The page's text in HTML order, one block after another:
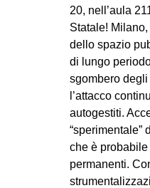
20, nell’aula
Statale!
dello spazio
di lungo
sgombero
l’attacco
autogestiti.
“sperimentale”
che è
permanenti.